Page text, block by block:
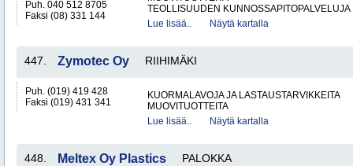
Puh. 040 512 8705
Faksi (08) 331 144
TEOLLISUUDEN KUNNOSSAPITOPALVELUJA
Lue lisää..
Näytä kartalla
447. Zymotec Oy RIIHIMÄKI
Puh. (019) 419 428
Faksi (019) 431 341
KUORMALAVOJA JA LASTAUSTARVIKKEITA
MUOVITUOTTEITA
Lue lisää..
Näytä kartalla
448. Meltex Oy Plastics PALOKKA